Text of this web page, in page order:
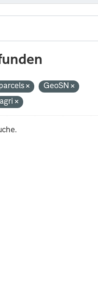
GeoSN
agri